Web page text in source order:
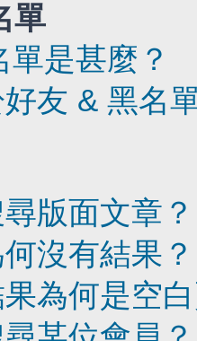
單
是甚麼？
友 & 黑名
版面文章？
沒有結果？
為何是空